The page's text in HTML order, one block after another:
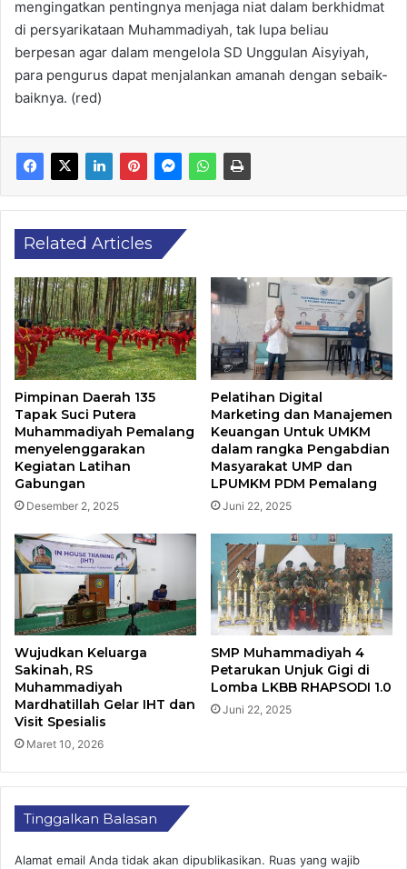
mengingatkan pentingnya menjaga niat dalam berkhidmat
di persyarikataan Muhammadiyah, tak lupa beliau
berpesan agar dalam mengelola SD Unggulan Aisyiyah,
para pengurus dapat menjalankan amanah dengan sebaik-
baiknya. (red)
Related Articles
Pimpinan Daerah 135
Tapak Suci Putera
Muhammadiyah Pemalang
menyelenggarakan
Kegiatan Latihan
Gabungan
Desember 2, 2025
Pelatihan Digital
Marketing dan Manajemen
Keuangan Untuk UMKM
dalam rangka Pengabdian
Masyarakat UMP dan
LPUMKM PDM Pemalang
Juni 22, 2025
Wujudkan Keluarga
Sakinah, RS
Muhammadiyah
Mardhatillah Gelar IHT dan
Visit Spesialis​
Maret 10, 2026
SMP Muhammadiyah 4
Petarukan Unjuk Gigi di
Lomba LKBB RHAPSODI 1.0
Juni 22, 2025
Tinggalkan Balasan
Alamat email Anda tidak akan dipublikasikan. Ruas yang wajib